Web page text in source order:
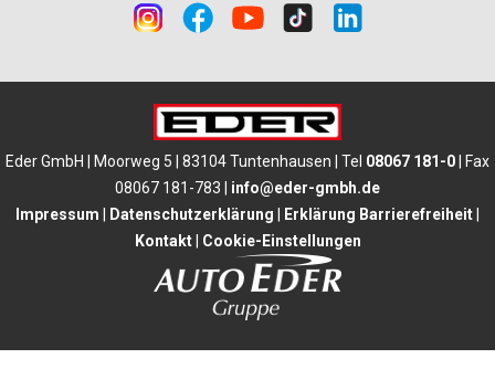
Eder GmbH | Moorweg 5 | 83104 Tuntenhausen | Tel 08067 181-0 | Fax
08067 181-783 | info@eder-gmbh.de
Impressum
Datenschutzerklärung Erklärung Barrierefreiheit
Kontakt| Cookie-Einstellungen